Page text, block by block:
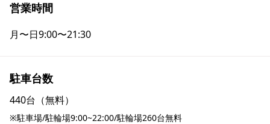
営業時間
月〜日9:00〜21:30
駐車台数
440台（無料）
※駐車場/駐輪場9:00~22:00/駐輪場260台無料